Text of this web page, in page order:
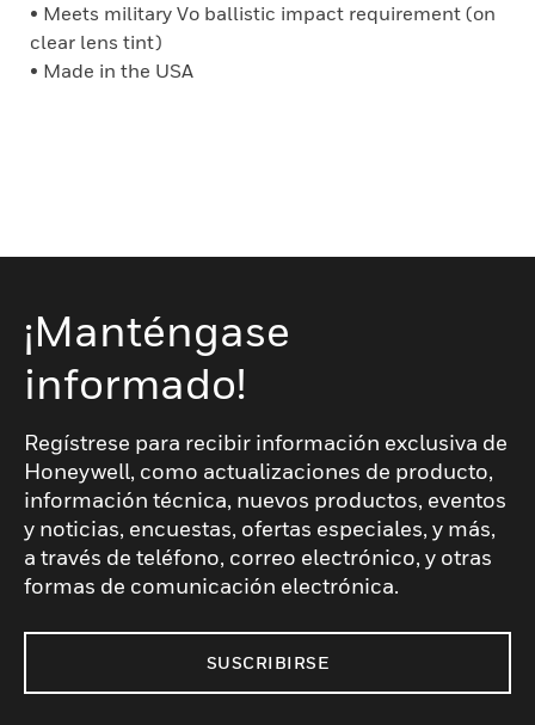
• Meets military Vo ballistic impact requirement (on
clear lens tint)
• Made in the USA
¡Manténgase
informado!
Regístrese para recibir información exclusiva de
Honeywell, como actualizaciones de producto,
información técnica, nuevos productos, eventos
y noticias, encuestas, ofertas especiales, y más,
a través de teléfono, correo electrónico, y otras
formas de comunicación electrónica.
SUSCRIBIRSE